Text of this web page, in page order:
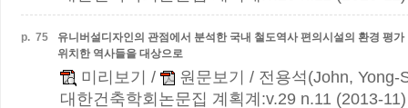
p. 75
유니버설디자인의 관점에서 분석한 국내 철도역사 편의시설의 환경 평
위치한 역사들을 대상으로
미리보기 / 원문보기
/ 전용석(John, Yong-
대한건축학회논문집 계획계:v.29 n.11 (2013-11)